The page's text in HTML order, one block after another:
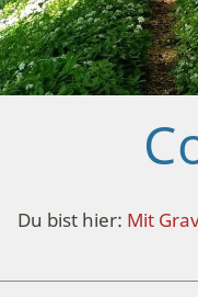
Du bist hier: Mit